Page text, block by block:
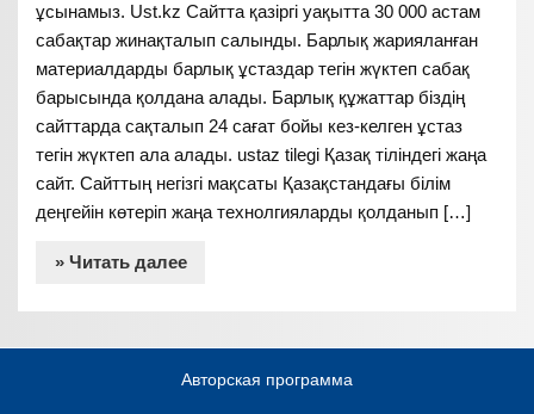
ұсынамыз. Ust.kz Сайтта қазіргі уақытта 30 000 астам
сабақтар жинақталып салынды. Барлық жарияланған
материалдарды барлық ұстаздар тегін жүктеп сабақ
барысында қолдана алады. Барлық құжаттар біздің
сайттарда сақталып 24 сағат бойы кез-келген ұстаз
тегін жүктеп ала алады. ustaz tilegi Қазақ тіліндегі жаңа
сайт. Сайттың негізгі мақсаты Қазақстандағы білім
деңгейін көтеріп жаңа технолгияларды қолданып […]
» Читать далее
Авторская программа